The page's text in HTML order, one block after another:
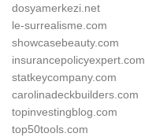
dosyamerkezi.net
le-surrealisme.com
showcasebeauty.com
insurancepolicyexpert.com
statkeycompany.com
carolinadeckbuilders.com
topinvestingblog.com
top50tools.com